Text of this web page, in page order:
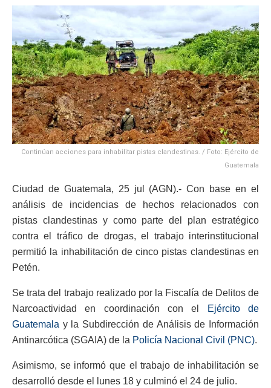
Continúan acciones para inhabilitar pistas clandestinas. / Foto: Ejército de
Guatemala
Ciudad de Guatemala, 25 jul (AGN).- Con base en el
análisis de incidencias de hechos relacionados con
pistas clandestinas y como parte del plan estratégico
contra el tráfico de drogas, el trabajo interinstitucional
permitió la inhabilitación de cinco pistas clandestinas en
Petén.
Se trata del trabajo realizado por la Fiscalía de Delitos de
Narcoactividad en coordinación con el
Ejército de
Guatemala y la Subdirección de Análisis de Información
Antinarcótica (SGAIA) de la Policía Nacional Civil (PNC).
Asimismo, se informó que el trabajo de inhabilitación se
desarrolló desde el lunes 18 y culminó el 24 de julio.